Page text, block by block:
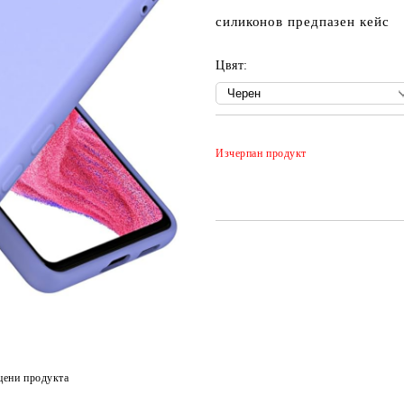
силиконов предпазен кейс
Цвят:
Изчерпан продукт
продукта